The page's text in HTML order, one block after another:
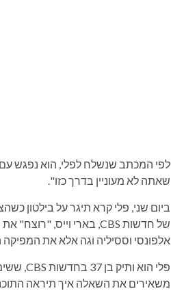
לפי המכתב שנשלח לפלי, הוא נפגש
שאתה לא מעוניין בדרך כזו".
ביום שני, פלי קרא תיגר על בילטון
של חדשות CBS, בארי וייס, "רוצח" את התוכנית. וייס שמה לה על שיפוץ של
אלפונסי וססיליה וגה אלא את המפיקה
פלי הוא ותיק בן 37 ​​בחדשות CBS, ששימש ככתב הראשי של הבית הלבן וכעוגן של
משאירים את השאלה איך תיראה